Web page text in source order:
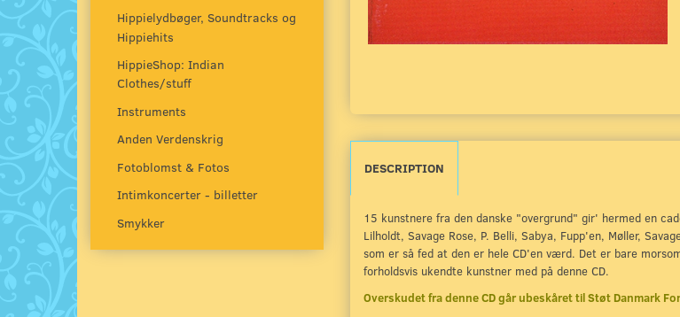
Hippielydbøger, Soundtracks og
Hippiehits
HippieShop: Indian
Clothes/stuff
Instruments
Anden Verdenskrig
Fotoblomst & Fotos
Intimkoncerter - billetter
Smykker
DESCRIPTION
15 kunstnere fra den danske "overgrund" gir' hermed en
Lilholdt, Savage Rose, P. Belli, Sabya, Fupp'en, Møller,
som er så fed at den er hele CD'en værd. Det er bare
forholdsvis ukendte kunstner med på denne CD.
Overskudet fra denne CD går ubeskåret til Støt Danmark